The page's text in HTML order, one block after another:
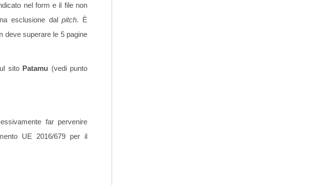
nel form e il file non
esclusione dalpitch.
È
deve superare le 5 pagine
sito Patamu (vedi punto
far pervenire
UE 2016/679 per il